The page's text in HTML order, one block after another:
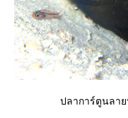
ปลาการ์ตูนลาย